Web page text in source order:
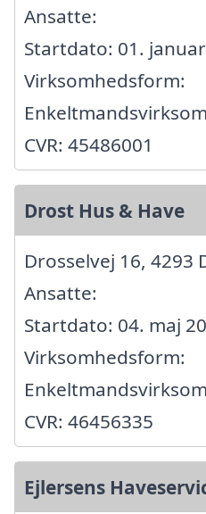
Ansatte:
Startdato: 01.
Virksomhedsform:
CVR: 45486001
Drost Hus & Have
Drosselvej 16, 4293
Ansatte:
Startdato: 04. maj
Virksomhedsform:
CVR: 46456335
Ejlersens